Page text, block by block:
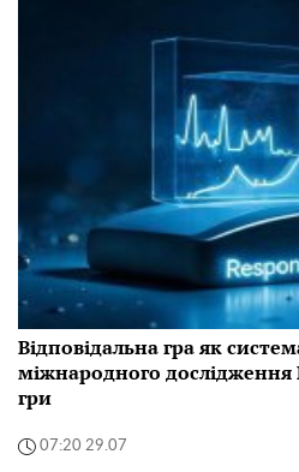
Відповідальна гра як
міжнародного дослідження
гри
07:20 29.07